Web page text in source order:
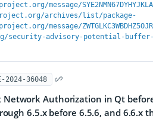
message/
archives/list/package-
message/
security-advisory-potential-buffer-
2024-36048
Authorization in Qt
6.5.x before 6.5.6, and 6.6.x